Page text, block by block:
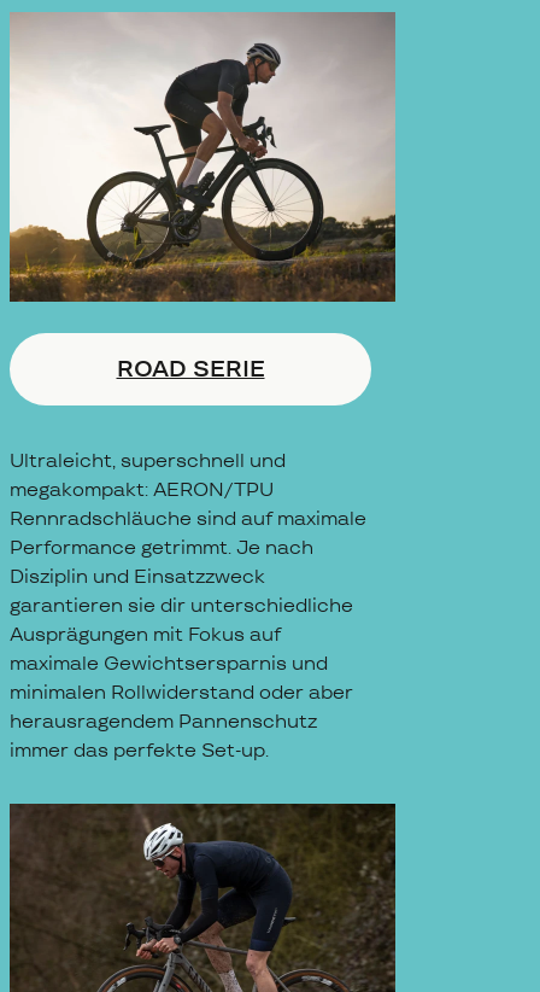
ROAD SERIE
Ultraleicht, superschnell und
megakompakt: AERON/TPU
Rennradschläuche sind auf maximale
Performance getrimmt. Je nach
Disziplin und Einsatzzweck
garantieren sie dir unterschiedliche
Ausprägungen mit Fokus auf
maximale Gewichtsersparnis und
minimalen Rollwiderstand oder aber
herausragendem Pannenschutz
immer das perfekte Set-up.